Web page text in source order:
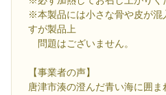
※本製品には小さな骨や皮が混
すが製品上
問題はございません。
【事業者の声】
唐津市湊の澄んだ青い海に囲